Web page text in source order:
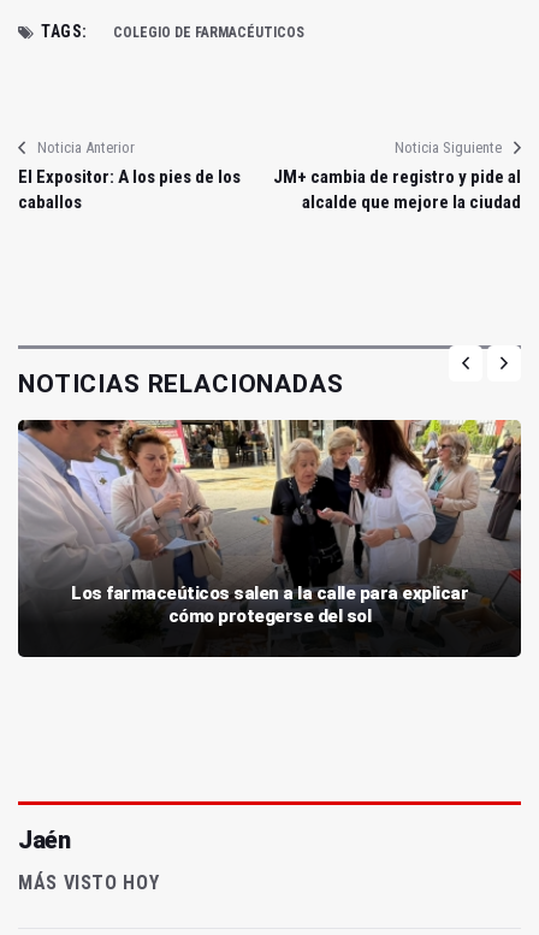
TAGS: COLEGIO DE FARMACÉUTICOS
Noticia Anterior
El Expositor: A los pies de los
caballos
Noticia Siguiente
JM+ cambia de registro y pide al
alcalde que mejore la ciudad
NOTICIAS RELACIONADAS
Los farmaceúticos salen a la calle para explicar
cómo protegerse del sol
Jaén
MÁS VISTO HOY